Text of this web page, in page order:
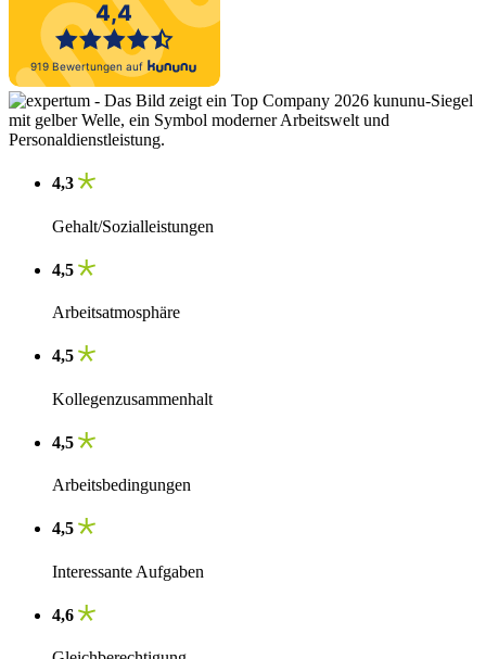
4,3
Gehalt/Sozialleistungen
4,5
Arbeitsatmosphäre
4,5
Kollegenzusammenhalt
4,5
Arbeitsbedingungen
4,5
Interessante Aufgaben
4,6